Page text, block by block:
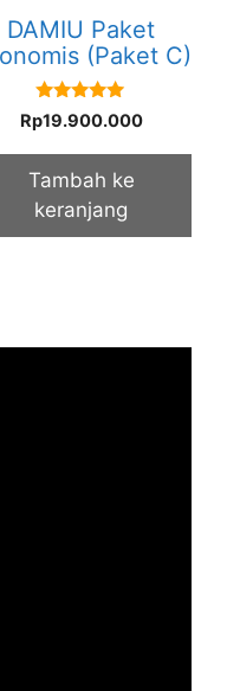
DAMIU Paket
(Paket C)
5.00
out of 5
Rp19.900.000
Tambah ke
keranjang